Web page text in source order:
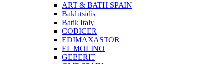
ART & BATH SPAIN
Baklatsidis
Batik Italy
CODICER
EDIMAXASTOR
EL MOLINO
GEBERIT